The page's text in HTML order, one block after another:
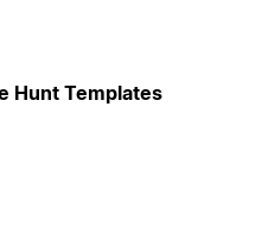
Hunt Templates